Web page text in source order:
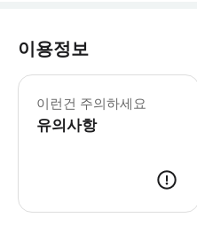
이용정보
이런건 주의하세요
유의사항